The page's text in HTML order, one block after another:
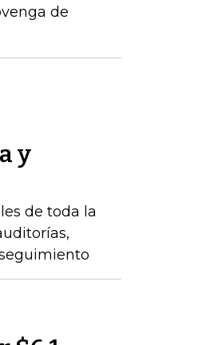
de
y
de toda la